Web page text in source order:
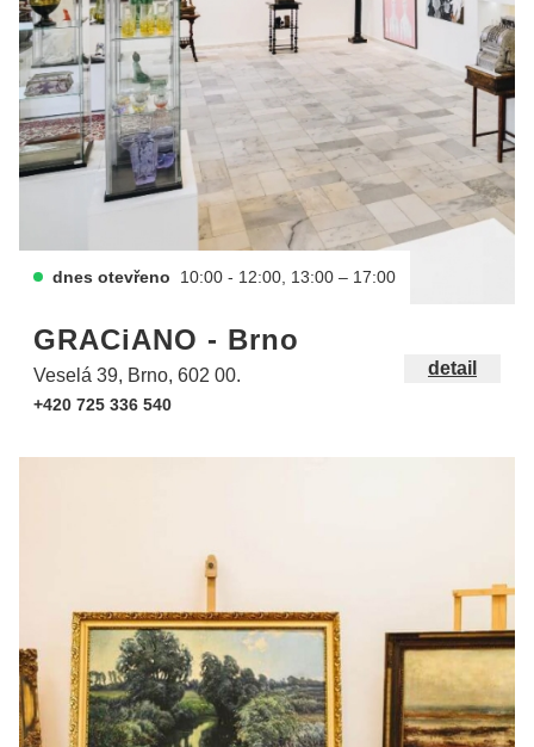
dnes otevřeno 10:00 - 12:00, 13:00 – 17:00
GRACiANO - Brno
Veselá 39, Brno, 602 00.
+420 725 336 540
detail